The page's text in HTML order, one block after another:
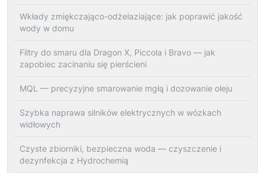
Wkłady zmiękczająco-odżelaziające: jak poprawić jakość
wody w domu
Filtry do smaru dla Dragon X, Piccola i Bravo — jak
zapobiec zacinaniu się pierścieni
MQL — precyzyjne smarowanie mgłą i dozowanie oleju
Szybka naprawa silników elektrycznych w wózkach
widłowych
Czyste zbiorniki, bezpieczna woda — czyszczenie i
dezynfekcja z Hydrochemią